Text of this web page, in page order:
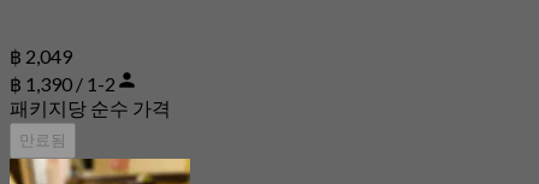
฿ 2,049
฿ 1,390 / 1-2
패키지당 순수 가격
만료됨